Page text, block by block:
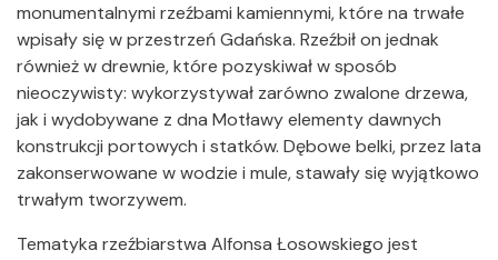
monumentalnymi rzeźbami kamiennymi, które na trwałe
wpisały się w przestrzeń Gdańska. Rzeźbił on jednak
również w drewnie, które pozyskiwał w sposób
nieoczywisty: wykorzystywał zarówno zwalone drzewa,
jak i wydobywane z dna Motławy elementy dawnych
konstrukcji portowych i statków. Dębowe belki, przez lata
zakonserwowane w wodzie i mule, stawały się wyjątkowo
trwałym tworzywem.
Tematyka rzeźbiarstwa Alfonsa Łosowskiego jest